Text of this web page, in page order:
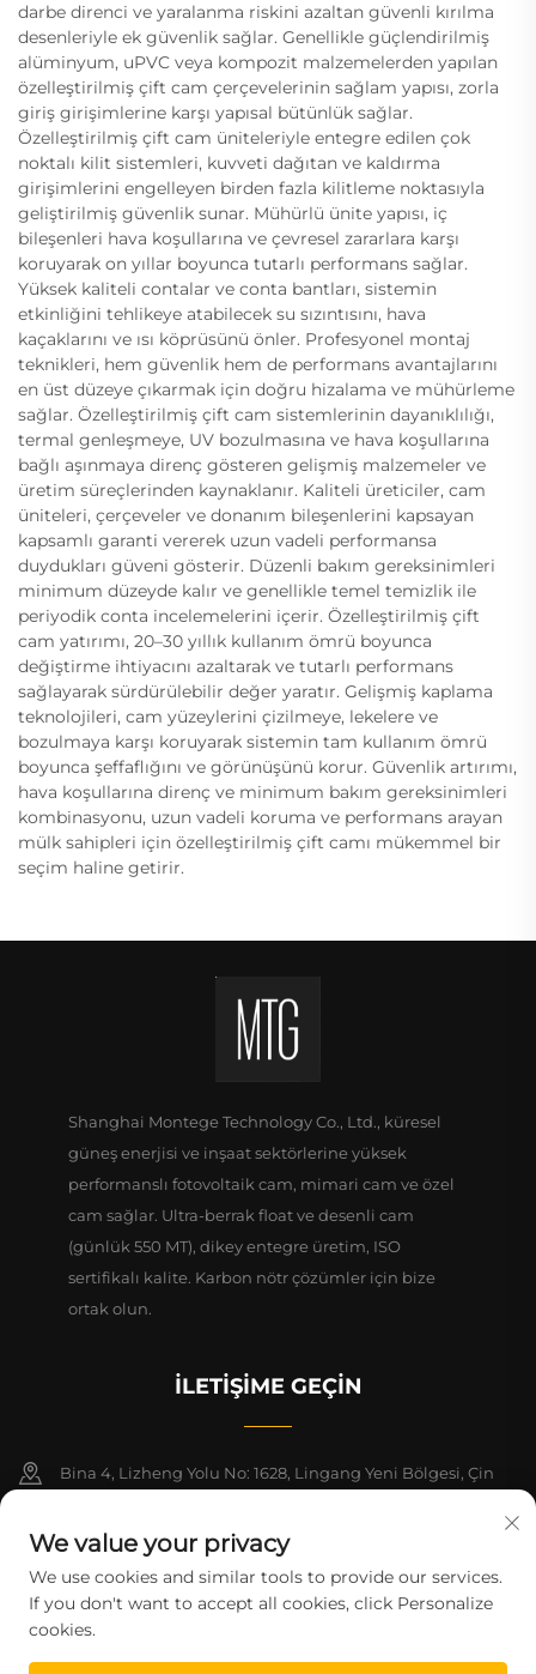
darbe direnci ve yaralanma riskini azaltan güvenli kırılma
desenleriyle ek güvenlik sağlar. Genellikle güçlendirilmiş
alüminyum, uPVC veya kompozit malzemelerden yapılan
özelleştirilmiş çift cam çerçevelerinin sağlam yapısı, zorla
giriş girişimlerine karşı yapısal bütünlük sağlar.
Özelleştirilmiş çift cam üniteleriyle entegre edilen çok
noktalı kilit sistemleri, kuvveti dağıtan ve kaldırma
girişimlerini engelleyen birden fazla kilitleme noktasıyla
geliştirilmiş güvenlik sunar. Mühürlü ünite yapısı, iç
bileşenleri hava koşullarına ve çevresel zararlara karşı
koruyarak on yıllar boyunca tutarlı performans sağlar.
Yüksek kaliteli contalar ve conta bantları, sistemin
etkinliğini tehlikeye atabilecek su sızıntısını, hava
kaçaklarını ve ısı köprüsünü önler. Profesyonel montaj
teknikleri, hem güvenlik hem de performans avantajlarını
en üst düzeye çıkarmak için doğru hizalama ve mühürleme
sağlar. Özelleştirilmiş çift cam sistemlerinin dayanıklılığı,
termal genleşmeye, UV bozulmasına ve hava koşullarına
bağlı aşınmaya direnç gösteren gelişmiş malzemeler ve
üretim süreçlerinden kaynaklanır. Kaliteli üreticiler, cam
üniteleri, çerçeveler ve donanım bileşenlerini kapsayan
kapsamlı garanti vererek uzun vadeli performansa
duydukları güveni gösterir. Düzenli bakım gereksinimleri
minimum düzeyde kalır ve genellikle temel temizlik ile
periyodik conta incelemelerini içerir. Özelleştirilmiş çift
cam yatırımı, 20–30 yıllık kullanım ömrü boyunca
değiştirme ihtiyacını azaltarak ve tutarlı performans
sağlayarak sürdürülebilir değer yaratır. Gelişmiş kaplama
teknolojileri, cam yüzeylerini çizilmeye, lekelere ve
bozulmaya karşı koruyarak sistemin tam kullanım ömrü
boyunca şeffaflığını ve görünüşünü korur. Güvenlik artırımı,
hava koşullarına direnç ve minimum bakım gereksinimleri
kombinasyonu, uzun vadeli koruma ve performans arayan
mülk sahipleri için özelleştirilmiş çift camı mükemmel bir
seçim haline getirir.
Shanghai Montege Technology Co., Ltd., küresel
güneş enerjisi ve inşaat sektörlerine yüksek
performanslı fotovoltaik cam, mimari cam ve özel
cam sağlar. Ultra-berrak float ve desenli cam
(günlük 550 MT), dikey entegre üretim, ISO
sertifikalı kalite. Karbon nötr çözümler için bize
ortak olun.
İLETIŞIME GEÇIN
Bina 4, Lizheng Yolu No: 1628, Lingang Yeni Bölgesi, Çin
+86-15124919712
[email protected]
We value your privacy
We use cookies and similar tools to provide our services.
If you don't want to accept all cookies, click Personalize
cookies.